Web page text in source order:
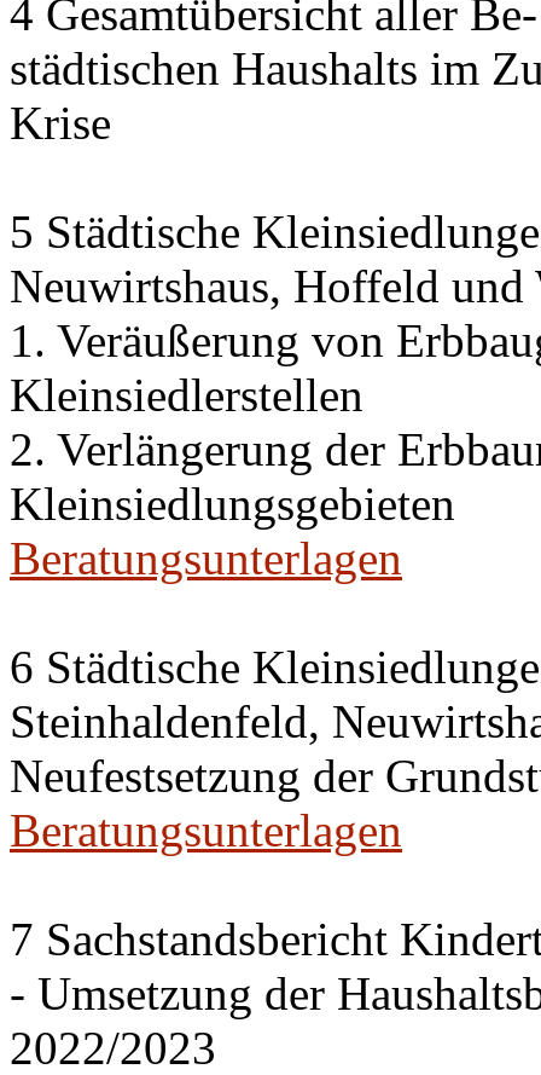
4 Gesamtübersicht aller
städtischen Haushalts im
Krise
5 Städtische
Neuwirtshaus, Hoffeld und
1. Veräußerung von
Kleinsiedlerstellen
2. Verlängerung der
Kleinsiedlungsgebieten
Beratungsunterlagen
6 Städtische
Steinhaldenfeld,
Neufestsetzung der
Beratungsunterlagen
7 Sachstandsbericht
- Umsetzung der
2022/2023